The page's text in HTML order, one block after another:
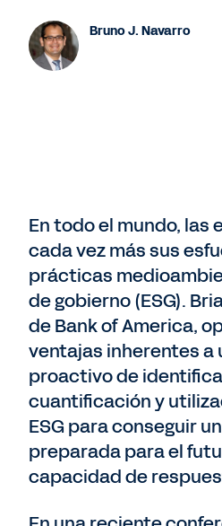
Bruno J. Navarro
En todo el mundo, las
cada vez más sus
prácticas
de gobierno (ESG).
de Bank of America,
ventajas inherentes a
proactivo de
cuantificación y
ESG para conseguir
preparada para el
capacidad de